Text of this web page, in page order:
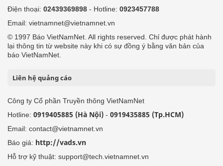
Điện thoại: 02439369898 - Hotline: 0923457788
Email: vietnamnet@vietnamnet.vn
© 1997 Báo VietNamNet. All rights reserved. Chỉ được phát hành
lại thông tin từ website này khi có sự đồng ý bằng văn bản của
báo VietNamNet.
Liên hệ quảng cáo
Công ty Cổ phần Truyền thông VietNamNet
Hotline: 0919405885 (Hà Nội) - 0919435885 (Tp.HCM)
Email: contact@vietnamnet.vn
Báo giá: http://vads.vn
Hỗ trợ kỹ thuật: support@tech.vietnamnet.vn